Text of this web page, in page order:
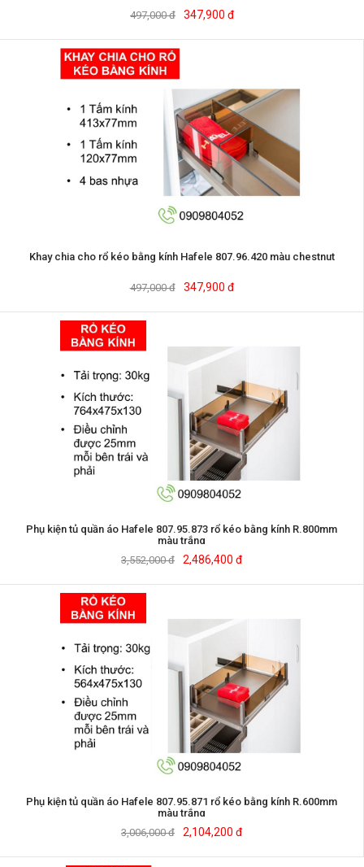
497,000 đ 347,900 đ
Khay chia cho rổ kéo bằng kính Hafele 807.96.420 màu chestnut
497,000 đ 347,900 đ
Phụ kiện tủ quần áo Hafele 807.95.873 rổ kéo bằng kính R.800mm
màu trắng
3,552,000 đ
2,486,400 đ
Phụ kiện tủ quần áo Hafele 807.95.871 rổ kéo bằng kính R.600mm
màu trắng
3,006,000 đ
2,104,200 đ